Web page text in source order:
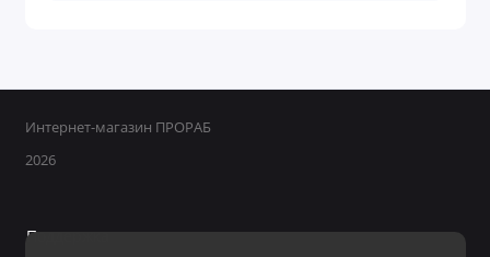
Интернет-магазин ПРОРАБ
2026
Поддержка